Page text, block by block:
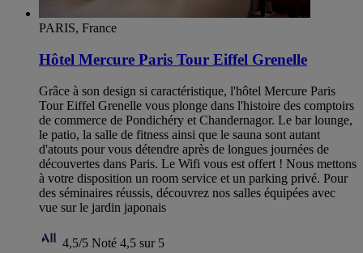
PARIS, France
Hôtel Mercure Paris Tour Eiffel Grenelle
Grâce à son design si caractéristique, l'hôtel Mercure Paris
Tour Eiffel Grenelle vous plonge dans l'histoire des comptoirs
de commerce de Pondichéry et Chandernagor. Le bar lounge,
le patio, la salle de fitness ainsi que le sauna sont autant
d'atouts pour vous détendre après de longues journées de
découvertes dans Paris. Le Wifi vous est offert ! Nous mettons
à votre disposition un room service et un parking privé. Pour
des séminaires réussis, découvrez nos salles équipées avec
vue sur le jardin japonais
4,5/5 Noté 4,5 sur 5